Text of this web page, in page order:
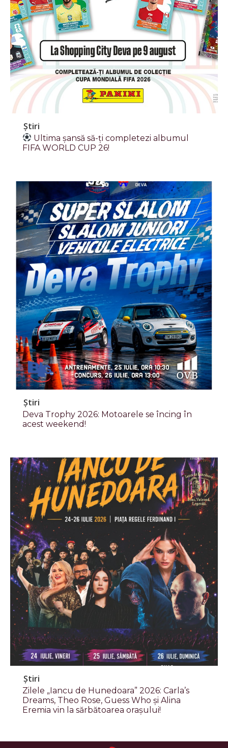
Știri
Ultima șansă să-ți completezi albumul
FIFA WORLD CUP 26!
Știri
Deva Trophy 2026: Motoarele se încing în
acest weekend!
Știri
Zilele „Iancu de Hunedoara” 2026: Carla’s
Dreams, Theo Rose, Guess Who și Alina
Eremia vin la sărbătoarea orașului!